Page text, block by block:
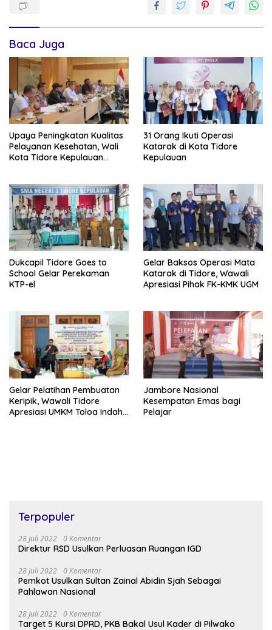
Baca Juga
Upaya Peningkatan Kualitas
Pelayanan Kesehatan, Wali
Kota Tidore Kepulauan
31 Orang Ikuti Operasi
Katarak di Kota Tidore
Kepulauan
Dukcapil Tidore Goes to
School Gelar Perekaman
KTP-el
Gelar Baksos Operasi Mata
Katarak di Tidore, Wawali
Apresiasi Pihak FK-KMK UGM
Gelar Pelatihan Pembuatan
Keripik, Wawali Tidore
Apresiasi UMKM Toloa Indah
Jambore Nasional
Kesempatan Emas bagi
Pelajar
Terpopuler
28 Juli 2022 0 Komentar
Direktur RSD Usulkan Perluasan Ruangan IGD
28 Juli 2022 0 Komentar
Pemkot Usulkan Sultan Zainal Abidin Sjah Sebagai
Pahlawan Nasional
28 Juli 2022 0 Komentar
Target 5 Kursi DPRD, PKB Bakal Usul Kader di Pilwako